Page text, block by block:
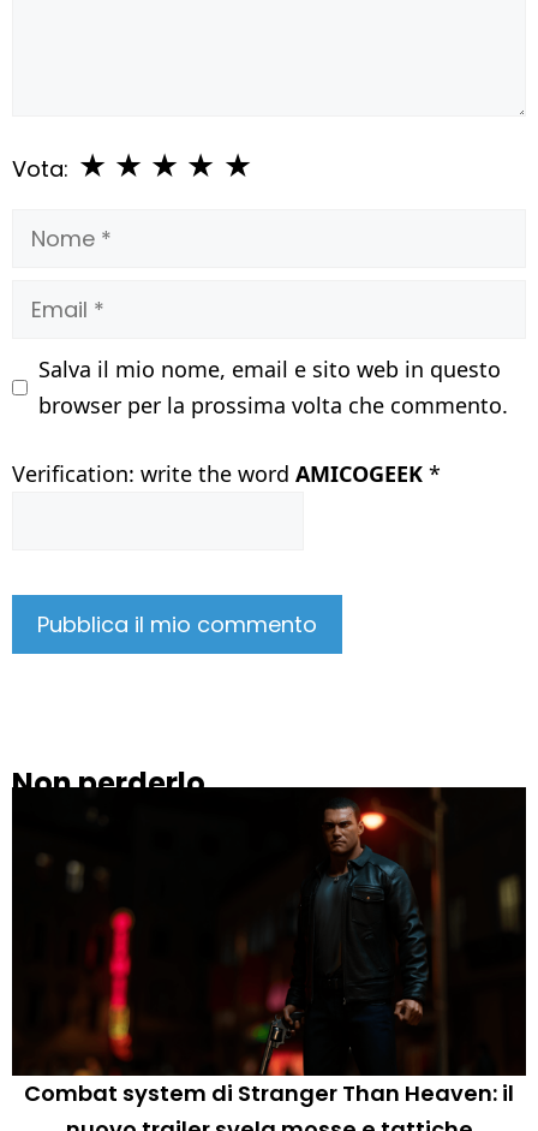
Vota: ★
★
★
★
★
Nome
Email
Salva il mio nome, email e sito web in questo
browser per la prossima volta che commento.
Verification: write the word AMICOGEEK *
Non perderlo
Combat system di Stranger Than Heaven: il